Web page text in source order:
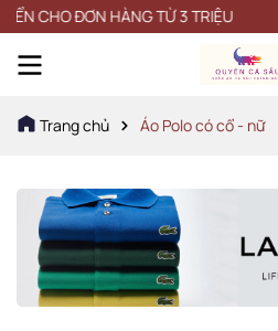
HÀNG TỪ 3 TRIỆU
Trang chủ Áo Polo có cổ - nữ